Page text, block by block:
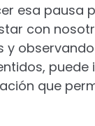
esa pausa
con
y
puede
que